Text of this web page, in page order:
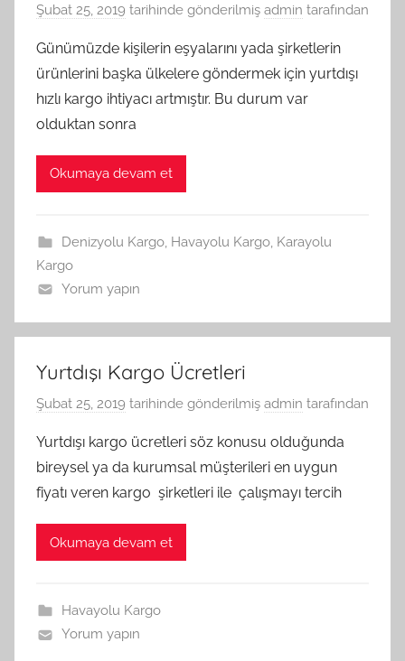
Şubat 25, 2019 tarihinde gönderilmiş admin tarafından
Günümüzde kişilerin eşyalarını yada şirketlerin
ürünlerini başka ülkelere göndermek için yurtdışı
hızlı kargo ihtiyacı artmıştır. Bu durum var
olduktan sonra
Okumaya devam et
Denizyolu Kargo, Havayolu Kargo, Karayolu
Kargo
Yorum yapın
Yurtdışı Kargo Ücretleri
Şubat 25, 2019 tarihinde gönderilmiş admin tarafından
Yurtdışı kargo ücretleri söz konusu olduğunda
bireysel ya da kurumsal müşterileri en uygun
fiyatı veren kargo şirketleri ile çalışmayı tercih
Okumaya devam et
Havayolu Kargo
Yorum yapın